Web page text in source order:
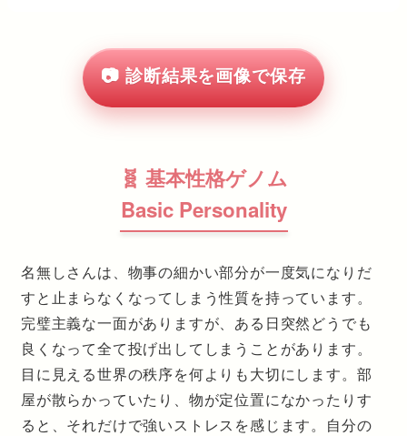
📷 診断結果を画像で保存
🧬 基本性格ゲノム
Basic Personality
名無しさんは、物事の細かい部分が一度気になりだ
すと止まらなくなってしまう性質を持っています。
完璧主義な一面がありますが、ある日突然どうでも
良くなって全て投げ出してしまうことがあります。
目に見える世界の秩序を何よりも大切にします。部
屋が散らかっていたり、物が定位置になかったりす
ると、それだけで強いストレスを感じます。自分の